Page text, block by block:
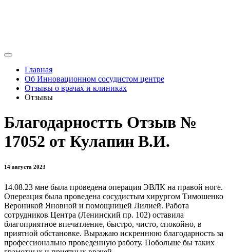
Главная
Об Инновационном сосудистом центре
Отзывы о врачах и клиниках
Отзывы
Благодарностть Отзыв №
17052 от Кулапин В.И.
14 августа 2023
14.08.23 мне была проведена операция ЭВЛК на правой ноге.
Опереация была проведена сосудистым хирургом Тимошенко
Вероникой Яновной и помощницей Лилией. Работа
сотрудников Центра (Ленинский пр. 102) оставила
благоприятное впечатление, быстро, чисто, спокойно, в
приятной обстановке. Выражаю искреннюю благодарность за
профессионально проведенную работу. Побольше бы таких